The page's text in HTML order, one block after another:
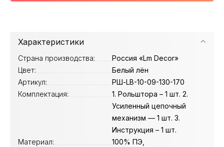
Характеристики
Страна производства:
Россия «Lm Decor»
Цвет:
Белый лён
Артикул:
РШ-LB-10-09-130-170
Комплектация:
1. Рольштора – 1 шт. 2.
Усиленный цепочный
механизм — 1 шт. 3.
Инструкция – 1 шт.
Материал:
100% ПЭ,